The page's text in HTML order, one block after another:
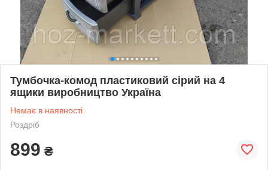
Тумбочка-комод пластиковий сірий на 4
ящики виробництво Україна
Немає в наявності
Роздріб
899 ₴